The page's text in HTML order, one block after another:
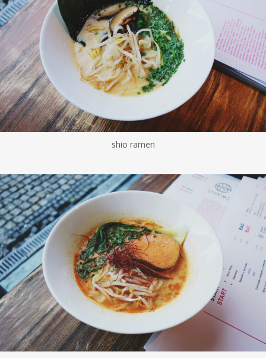
shio ramen